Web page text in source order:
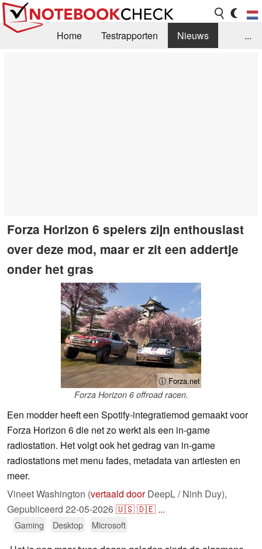
Home Testrapporten
Nieuws
...
Forza Horizon 6 spelers zijn enthousiast
over deze mod, maar er zit een addertje
onder het gras
ⓘ Forza.net
Forza Horizon 6 offroad racen.
Een modder heeft een Spotify-integratiemod gemaakt voor
Forza Horizon 6 die net zo werkt als een in-game
radiostation. Het volgt ook het gedrag van in-game
radiostations met menu fades, metadata van artiesten en
meer.
Vineet Washington (vertaald doorDeepL / Ninh Duy),
Gepubliceerd 22-05-2026🇺🇸🇩🇪 ...
Gaming Desktop Microsoft